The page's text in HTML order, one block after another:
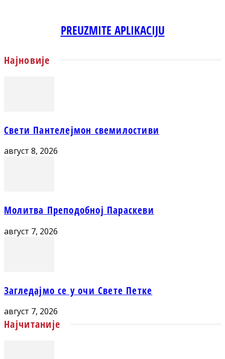
PREUZMITE APLIKACIJU
Најновије
Свети Пантелејмон свемилостиви
август 8, 2026
Молитва Преподобној Параскеви
август 7, 2026
Загледајмо се у очи Свете Петке
август 7, 2026
Најчитаније